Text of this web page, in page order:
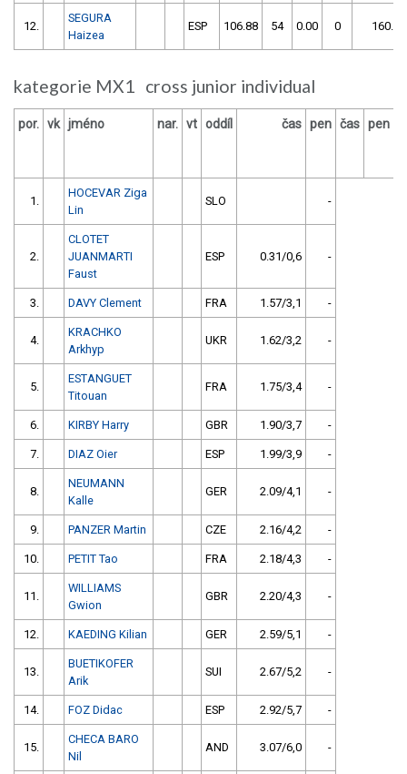
12.
SEGURA
Haizea
ESP 106.88 54 0.00 0 160.88
kategorie MX1 cross junior individual
por. vk jméno nar. vt oddíl čas pen čas pen
1.
HOCEVAR Ziga
Lin
SLO -
2.
CLOTET
JUANMARTI
Faust
ESP 0.31/0,6 -
3. DAVY Clement FRA 1.57/3,1 -
4.
KRACHKO
Arkhyp
UKR 1.62/3,2 -
5.
ESTANGUET
Titouan
FRA 1.75/3,4 -
6. KIRBY Harry GBR 1.90/3,7 -
7. DIAZ Oier ESP 1.99/3,9 -
8.
NEUMANN
Kalle
GER 2.09/4,1 -
9. PANZER Martin CZE 2.16/4,2 -
10. PETIT Tao FRA 2.18/4,3 -
11.
WILLIAMS
Gwion
GBR 2.20/4,3 -
12. KAEDING Kilian GER 2.59/5,1 -
13.
BUETIKOFER
Arik
SUI 2.67/5,2 -
14. FOZ Didac ESP 2.92/5,7 -
15.
CHECA BARO
Nil
AND 3.07/6,0 -